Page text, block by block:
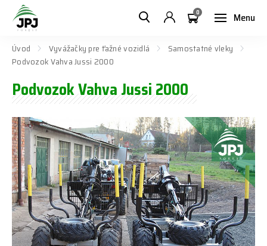
Menu
0
Úvod Vyvážačky pre ťažné vozidlá
Samostatné vleky
Podvozok Vahva Jussi 2000
Podvozok Vahva Jussi 2000